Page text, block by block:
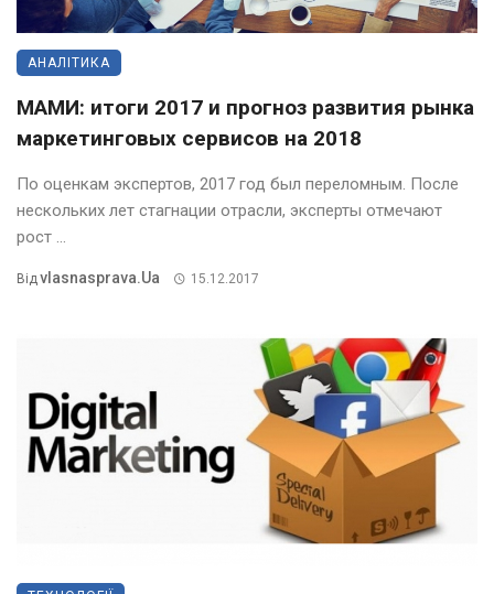
АНАЛІТИКА
МАМИ: итоги 2017 и прогноз развития рынка
маркетинговых сервисов на 2018
По оценкам экспертов, 2017 год был переломным. После
нескольких лет стагнации отрасли, эксперты отмечают
рост ...
Від Vlasnasprava.ua 15.12.2017